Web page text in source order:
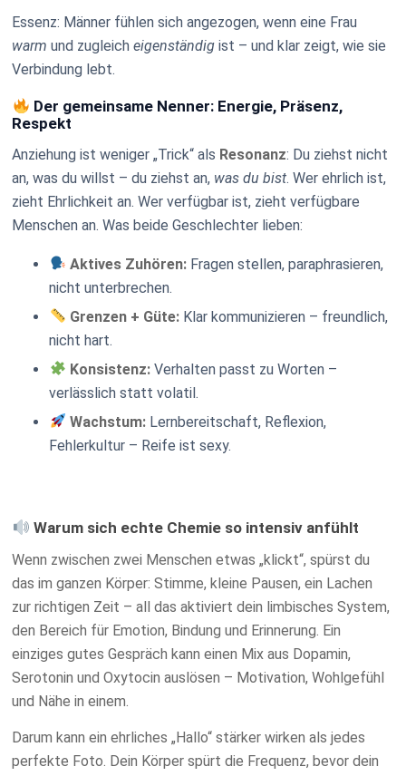
Essenz: Männer fühlen sich angezogen, wenn eine Frau
warm und zugleicheigenständig ist – und klar zeigt, wie sie
Verbindung lebt.
Der gemeinsame Nenner: Energie, Präsenz,
Respekt
Anziehung ist weniger „Trick“ als Resonanz: Du ziehst nicht
an, was du willst – du ziehst an, was du bist. Wer ehrlich ist,
zieht Ehrlichkeit an. Wer verfügbar ist, zieht verfügbare
Menschen an. Was beide Geschlechter lieben:
Aktives Zuhören:Fragen stellen, paraphrasieren,
nicht unterbrechen.
Grenzen + Güte:Klar kommunizieren – freundlich,
nicht hart.
Konsistenz:Verhalten passt zu Worten –
verlässlich statt volatil.
Wachstum:Lernbereitschaft, Reflexion,
Fehlerkultur – Reife ist sexy.
Warum sich echte Chemie so intensiv anfühlt
Wenn zwischen zwei Menschen etwas „klickt“, spürst du
das im ganzen Körper: Stimme, kleine Pausen, ein Lachen
zur richtigen Zeit – all das aktiviert dein limbisches System,
den Bereich für Emotion, Bindung und Erinnerung. Ein
einziges gutes Gespräch kann einen Mix aus Dopamin,
Serotonin und Oxytocin auslösen – Motivation, Wohlgefühl
und Nähe in einem.
Darum kann ein ehrliches „Hallo“ stärker wirken als jedes
perfekte Foto. Dein Körper spürt die Frequenz, bevor dein